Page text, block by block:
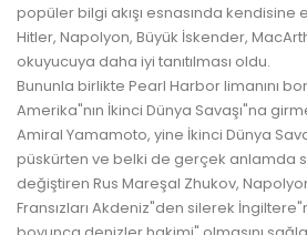
popüler bilgi akışı esnasında kendisine
Hitler, Napolyon, Büyük İskender,
okuyucuya daha iyi tanıtılması oldu.
Bununla birlikte Pearl Harbor limanını
Amerika"nın İkinci Dünya Savaşı"na
Amiral Yamamoto, yine İkinci Dünya
püskürten ve belki de gerçek anlamda
değiştiren Rus Mareşal Zhukov,
Fransızları Akdeniz"den silerek